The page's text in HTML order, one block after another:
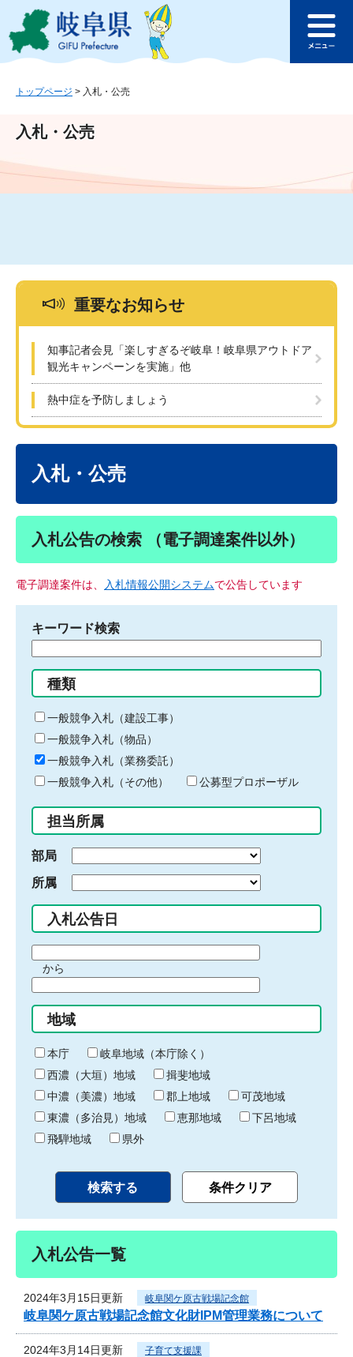
ジ
ュ
文
このページの本文へ
ュ
トップページ > 入札・公売
入札・公売
重要なお知らせ
知事記者会見「楽しすぎるぞ岐阜！岐阜県アウトドア
観光キャンペーンを実施」他
熱中症を予防しましょう
入札・公売
入札公告の検索 （電子調達案件以外）
電子調達案件は、 入札情報公開システムで公告しています
キーワード検索
る
キ
ー
ワ
ー
ド
入
力
種類
一般競争入札（建設工事）
一般競争入札（物品）
一般競争入札（業務委託）
一般競争入札（その他）
公募型プロポーザル
担当所属
部局
所属
入札公告日
間
始
り
から
間
終
わ
り
地域
本庁
岐阜地域（本庁除く）
西濃（大垣）地域
揖斐地域
中濃（美濃）地域
郡上地域
可茂地域
東濃（多治見）地域
恵那地域
下呂地域
飛騨地域
県外
入札公告一覧
2024年3月15日更新 岐阜関ケ原古戦場記念館
岐阜関ケ原古戦場記念館文化財IPM管理業務について
2024年3月14日更新 子育て支援課